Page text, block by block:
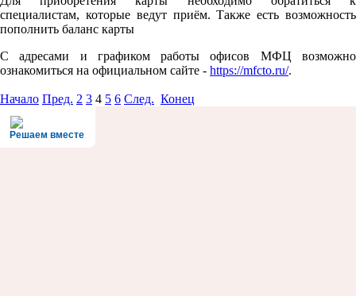
специалистам, которые ведут приём. Также есть возможность
пополнить баланс карты
С адресами и графиком работы офисов МФЦ возможно
ознакомиться на официальном сайте - https://mfcto.ru/.
Начало Пред. 2 3 4 5 6 След. Конец
Решаем вместе